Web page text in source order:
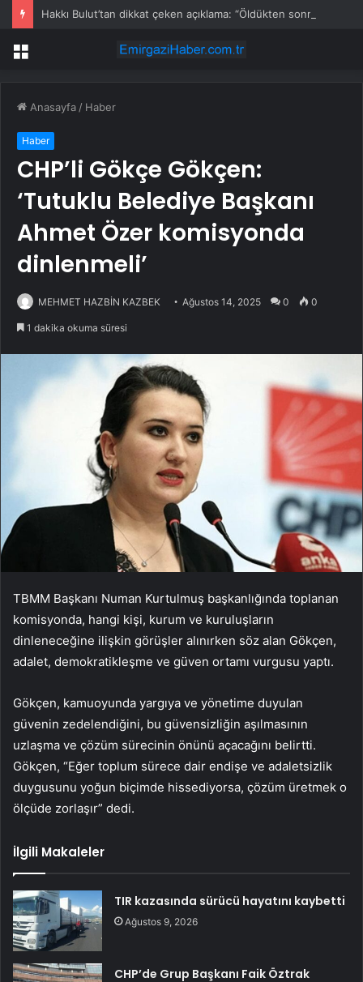
Menü
Anasayfa / Haber
Haber
CHP’li Gökçe Gökçen:
‘Tutuklu Belediye Başkanı
Ahmet Özer komisyonda
dinlenmeli’
MEHMET HAZBİN KAZBEK Ağustos 14, 2025 0 0
1 dakika okuma süresi
TBMM Başkanı Numan Kurtulmuş başkanlığında toplanan
komisyonda, hangi kişi, kurum ve kuruluşların
dinleneceğine ilişkin görüşler alınırken söz alan Gökçen,
adalet, demokratikleşme ve güven ortamı vurgusu yaptı.
Gökçen, kamuoyunda yargıya ve yönetime duyulan
güvenin zedelendiğini, bu güvensizliğin aşılmasının
uzlaşma ve çözüm sürecinin önünü açacağını belirtti.
Gökçen, “Eğer toplum sürece dair endişe ve adaletsizlik
duygusunu yoğun biçimde hissediyorsa, çözüm üretmek o
ölçüde zorlaşır” dedi.
İlgili Makaleler
TIR kazasında sürücü hayatını kaybetti
Ağustos 9, 2026
CHP’de Grup Başkanı Faik Öztrak